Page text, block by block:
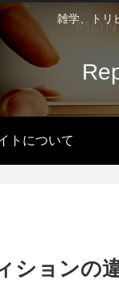
雑学、トリ
トについて
ョンの